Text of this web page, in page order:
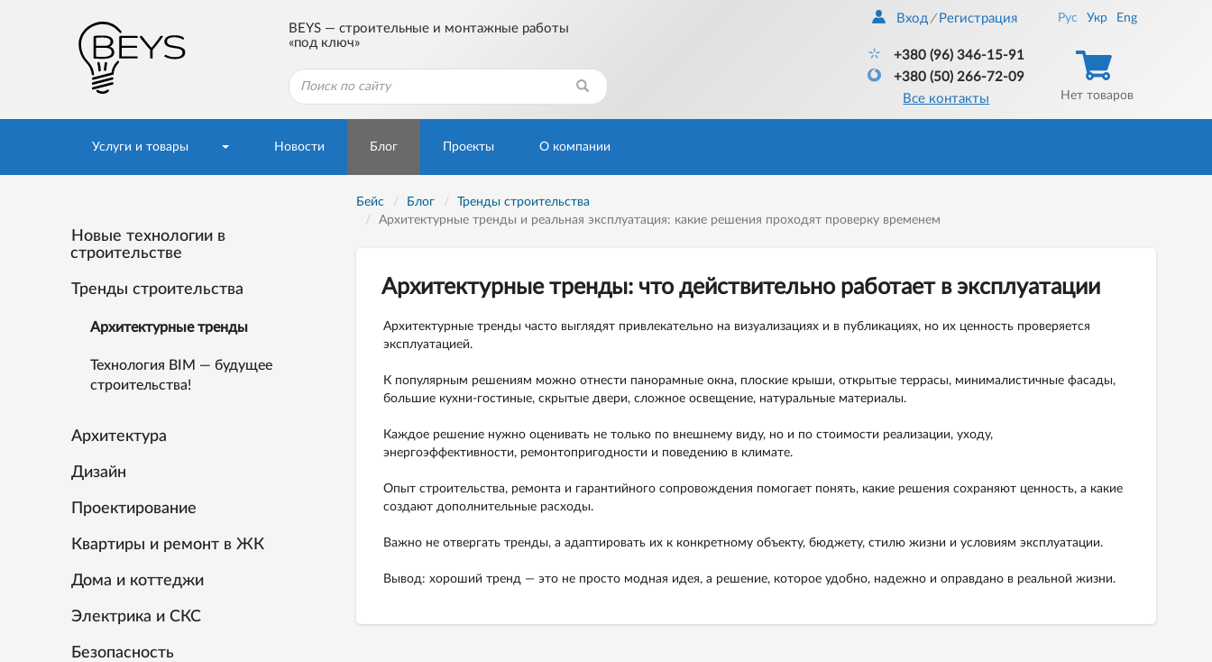
BEYS — строительные и монтажные работы
«под ключ»
Вход / Регистрация
+380 (96) 346-15-91
+380 (50) 266-72-09
Все контакты
Рус Укр Eng
Нет товаров
Услуги и товары Новости Блог Проекты О компании
Бейс Блог
Тренды строительства
Архитектурные тренды и реальная эксплуатация: какие решения проходят проверку временем
Архитектурные тренды: что действительно работает в эксплуатации
Архитектурные тренды часто выглядят привлекательно на визуализациях и в публикациях, но их ценность проверяется
эксплуатацией.
К популярным решениям можно отнести панорамные окна, плоские крыши, открытые террасы, минималистичные фасады,
большие кухни-гостиные, скрытые двери, сложное освещение, натуральные материалы.
Каждое решение нужно оценивать не только по внешнему виду, но и по стоимости реализации, уходу,
энергоэффективности, ремонтопригодности и поведению в климате.
Опыт строительства, ремонта и гарантийного сопровождения помогает понять, какие решения сохраняют ценность, а какие
создают дополнительные расходы.
Важно не отвергать тренды, а адаптировать их к конкретному объекту, бюджету, стилю жизни и условиям эксплуатации.
Вывод: хороший тренд — это не просто модная идея, а решение, которое удобно, надежно и оправдано в реальной жизни.
Новые технологии в
строительстве
Тренды строительства
Архитектурные тренды
Технология BIM — будущее
строительства!
Архитектура
Дизайн
Проектирование
Квартиры и ремонт в ЖК
Дома и коттеджи
Электрика и СКС
Безопасность